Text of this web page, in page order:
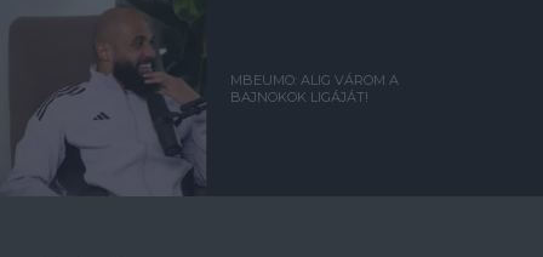
MBEUMO: ALIG VÁROM A
BAJNOKOK LIGÁJÁT!